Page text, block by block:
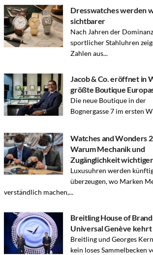
Dresswatches werden
sichtbarer
Nach Jahren der Dominanz
sportlicher Stahluhren
Zahlen aus...
Jacob & Co. eröffnet in
größte Boutique
Die neue Boutique in der
Bognergasse 7 im ersten
Watches and Wonders
Warum Mechanik und
Zugänglichkeit
Luxusuhren werden
überzeugen, wo Marken
verständlich machen,...
Breitling House of
Universal Genève
Breitling und Georges
kein loses Sammelbecken